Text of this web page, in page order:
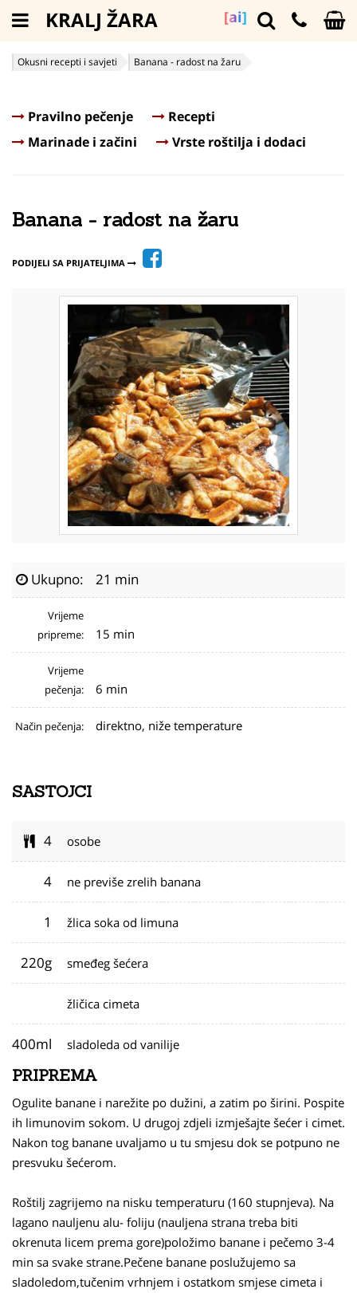
[ai]
KRALJ ŽARA
Okusni recepti i savjeti Banana - radost na žaru
Pravilno pečenje
Recepti
Marinade i začini
Vrste roštilja i dodaci
Banana - radost na žaru
PODIJELI SA PRIJATELJIMA
Ukupno: 21 min
Vrijeme
pripreme:
15 min
Vrijeme
pečenja:
6 min
Način pečenja: direktno, niže temperature
SASTOJCI
4 osobe
4 ne previše zrelih banana
1 žlica soka od limuna
220g smeđeg šećera
žličica cimeta
400ml sladoleda od vanilije
PRIPREMA
Ogulite banane i narežite po dužini, a zatim po širini. Pospite
ih limunovim sokom. U drugoj zdjeli izmješajte šećer i cimet.
Nakon tog banane uvaljamo u tu smjesu dok se potpuno ne
presvuku šećerom.
Roštilj zagrijemo na nisku temperaturu (160 stupnjeva). Na
lagano nauljenu alu- foliju (nauljena strana treba biti
okrenuta licem prema gore)položimo banane i pečemo 3-4
min sa svake strane.Pečene banane poslužujemo sa
sladoledom,tučenim vrhnjem i ostatkom smjese cimeta i